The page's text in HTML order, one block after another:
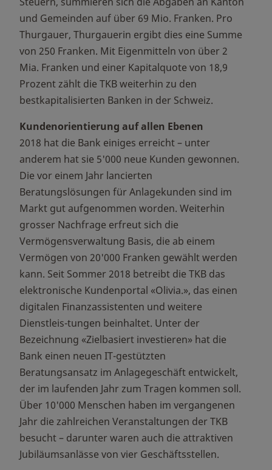
und Gemeinden auf über 69 Mio. Franken. Pro
Thurgauer, Thurgauerin ergibt dies eine Summe
von 250 Franken. Mit Eigenmitteln von über 2
Mia. Franken und einer Kapitalquote von 18,9
Prozent zählt die TKB weiterhin zu den
bestkapitalisierten Banken in der Schweiz.
Kundenorientierung auf allen Ebenen
2018 hat die Bank einiges erreicht – unter
anderem hat sie 5'000 neue Kunden gewonnen.
Die vor einem Jahr lancierten
Beratungslösungen für Anlagekunden sind im
Markt gut aufgenommen worden. Weiterhin
grosser Nachfrage erfreut sich die
Vermögensverwaltung Basis, die ab einem
Vermögen von 20'000 Franken gewählt werden
kann. Seit Sommer 2018 betreibt die TKB das
elektronische Kundenportal «Olivia.», das einen
digitalen Finanzassistenten und weitere
Dienstleis-tungen beinhaltet. Unter der
Bezeichnung «Zielbasiert investieren» hat die
Bank einen neuen IT-gestützten
Beratungsansatz im Anlagegeschäft entwickelt,
der im laufenden Jahr zum Tragen kommen soll.
Über 10'000 Menschen haben im vergangenen
Jahr die zahlreichen Veranstaltungen der TKB
besucht – darunter waren auch die attraktiven
Jubiläumsanlässe von vier Geschäftsstellen.